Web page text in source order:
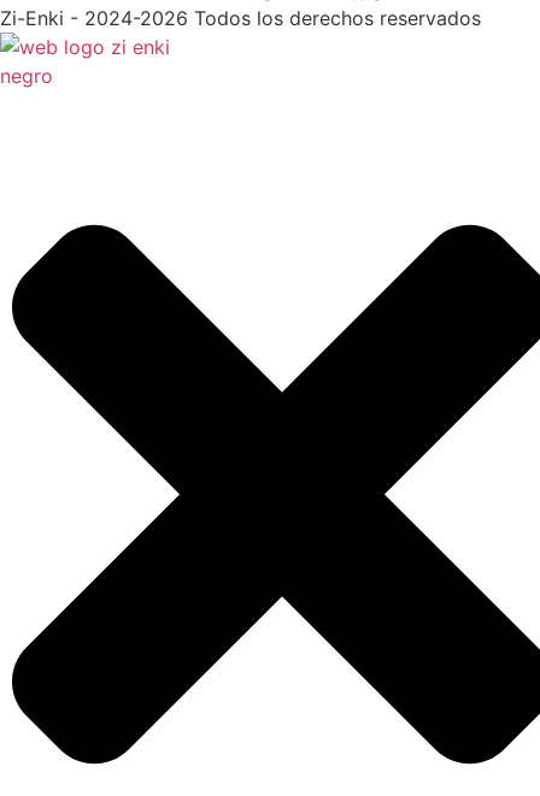
Zi-Enki - 2024-2026 Todos los derechos reservados